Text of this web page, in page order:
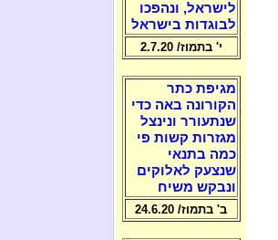
לישראל, ונהפכו
לבוגדות בישראל
י' בתמוז/ 2.7.20
מגיפת כתר
הקורונה באה כדי
שנתעורר ונינצל
מגזרות קשות פי
כמה בתנאי
שנצעק לאלוקים
ונבקש משיח
ב' בתמוז/ 24.6.20